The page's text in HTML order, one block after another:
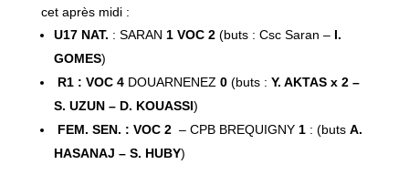
cet après midi :
U17 NAT. : SARAN 1 VOC 2(buts : Csc Saran – I.
GOMES)
R1 : VOC 4DOUARNENEZ 0(buts : Y. AKTAS x 2 –
S. UZUN – D. KOUASSI)
FEM. SEN. : VOC 2– CPB BREQUIGNY 1: (buts A.
HASANAJ – S. HUBY)